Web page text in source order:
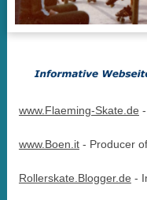
www.Flaeming-Skate.de
www.Boen.it- Producer
Rollerskate.Blogger.de -